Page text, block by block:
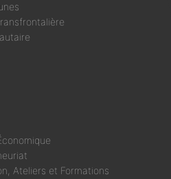
Ateliers et Formations